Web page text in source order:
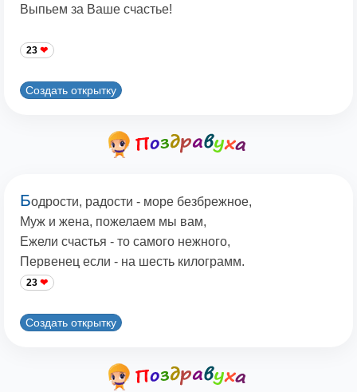
Выпьем за Ваше счастье!
23
Создать открытку
Бодрости, радости - море безбрежное,
Муж и жена, пожелаем мы вам,
Ежели счастья - то самого нежного,
Первенец если - на шесть килограмм.
23
Создать открытку